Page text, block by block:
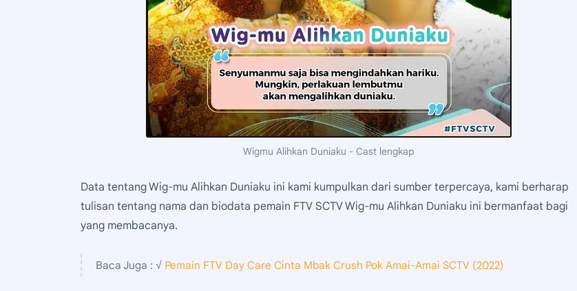
Wigmu Alihkan Duniaku - Cast lengkap
Data tentang Wig-mu Alihkan Duniaku ini kami kumpulkan dari sumber terpercaya, kami berharap
tulisan tentang nama dan biodata pemain FTV SCTV Wig-mu Alihkan Duniaku ini bermanfaat bagi
yang membacanya.
Baca Juga : √ Pemain FTV Day Care Cinta Mbak Crush Pok Amai-Amai SCTV (2022)